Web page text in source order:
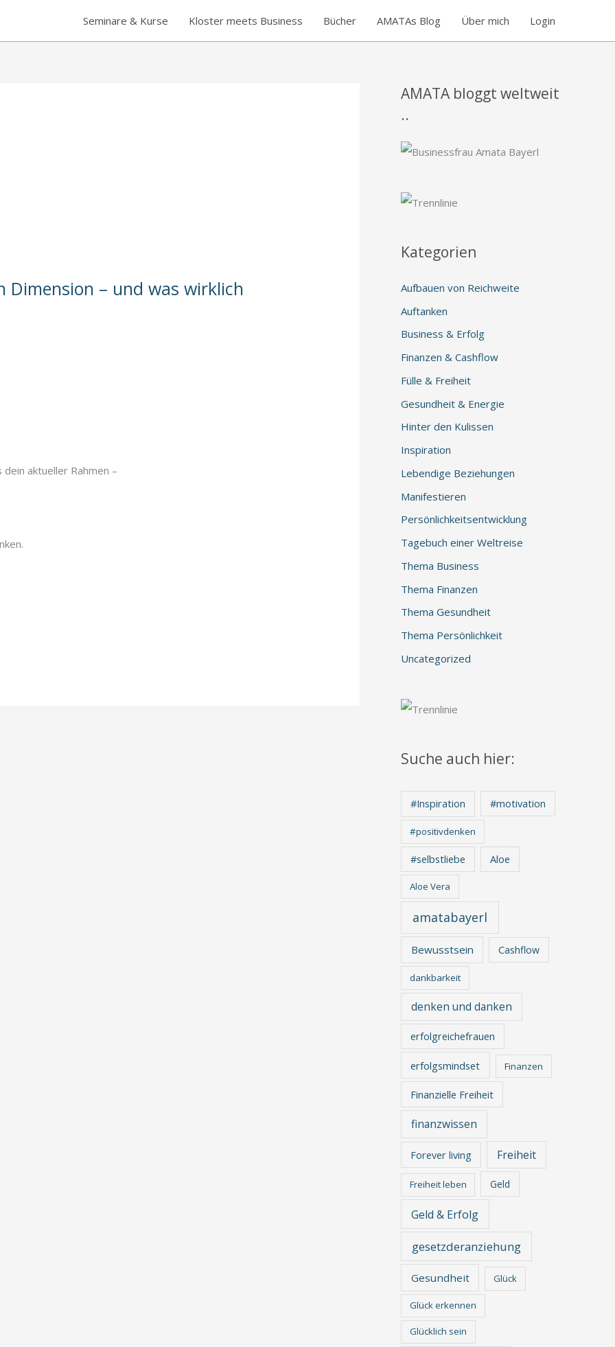
Seminare & Kurse Kloster meets Business Bücher AMATAs Blog Über mich Login
Dimension – und was wirklich
aktueller Rahmen –
AMATA bloggt weltweit
..
Kategorien
Aufbauen von Reichweite
Auftanken
Business & Erfolg
Finanzen & Cashflow
Fülle & Freiheit
Gesundheit & Energie
Hinter den Kulissen
Inspiration
Lebendige Beziehungen
Manifestieren
Persönlichkeitsentwicklung
Tagebuch einer Weltreise
Thema Business
Thema Finanzen
Thema Gesundheit
Thema Persönlichkeit
Uncategorized
Suche auch hier:
#Inspiration #motivation
#positivdenken
#selbstliebe Aloe
Aloe Vera
amatabayerl
Bewusstsein Cashflow
dankbarkeit
denken und danken
erfolgreichefrauen
erfolgsmindset Finanzen
Finanzielle Freiheit
finanzwissen
Forever living Freiheit
Freiheit leben Geld
Geld & Erfolg
gesetzderanziehung
Gesundheit Glück
Glück erkennen
Glücklich sein